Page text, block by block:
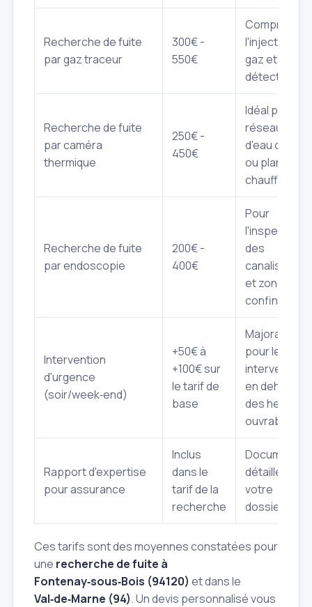
Recherche de fuite
par gaz traceur
300€ -
550€
Comprend
l'injection du
gaz et la
détection
Recherche de fuite
par caméra
thermique
250€ -
450€
Idéal pour les
réseaux
d'eau chaude
ou planchers
chauffants
Recherche de fuite
par endoscopie
200€ -
400€
Pour
l'inspection
des
canalisations
et zones
confinées
Intervention
d'urgence
(soir/week‑end)
+50€ à
+100€ sur
le tarif de
base
Majoration
pour les
en dehors
des heures
ouvrables
Rapport d'expertise
pour assurance
Inclus
dans le
tarif de la
recherche
Document
détaillé pour
votre
dossier
Ces tarifs sont des moyennes constatées pour
une recherche de fuite à
Fontenay‑sous‑Bois (94120) et dans le
Val‑de‑Marne (94). Un devis personnalisé vous